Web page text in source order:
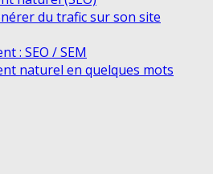
du trafic sur son site
: SEO / SEM
naturel en quelques mots